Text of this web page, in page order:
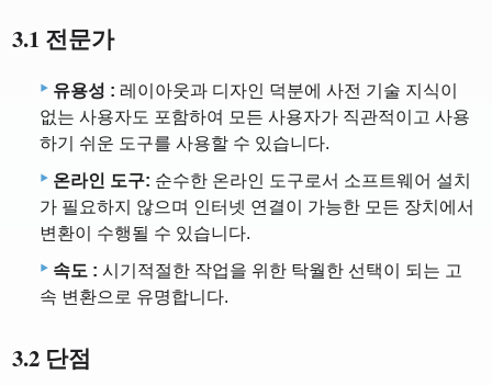
3.1 전문가
유용성 : 레이아웃과 디자인 덕분에 사전 기술 지식이
없는 사용자도 포함하여 모든 사용자가 직관적이고 사용
하기 쉬운 도구를 사용할 수 있습니다.
온라인 도구: 순수한 온라인 도구로서 소프트웨어 설치
가 필요하지 않으며 인터넷 연결이 가능한 모든 장치에서
변환이 수행될 수 있습니다.
속도 : 시기적절한 작업을 위한 탁월한 선택이 되는 고
속 변환으로 유명합니다.
3.2 단점